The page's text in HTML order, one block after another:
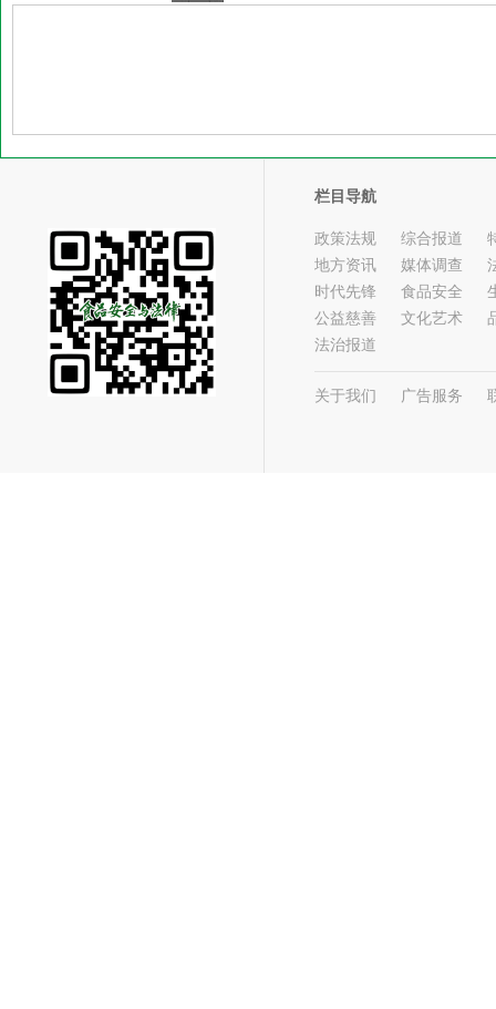
栏目导航
政策法规 综合报道
地方资讯
媒体调查
时代先锋
食品安全
公益慈善
文化艺术
法治报道
关于我们 广告服务